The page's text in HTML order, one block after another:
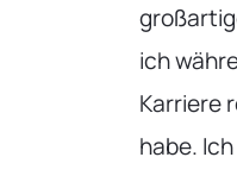
ich
Karriere
habe.